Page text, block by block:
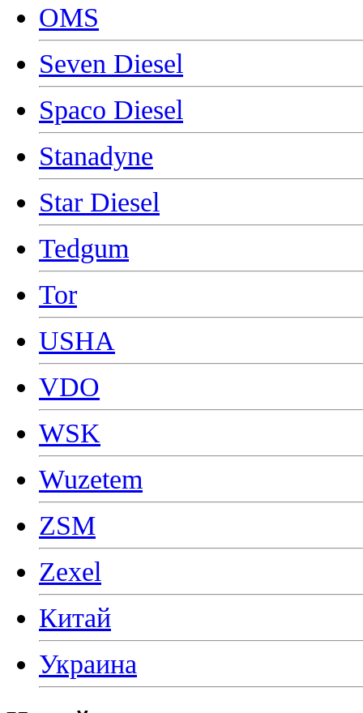
OMS
Seven Diesel
Spaco Diesel
Stanadyne
Star Diesel
Tedgum
Tor
USHA
VDO
WSK
Wuzetem
ZSM
Zexel
Китай
Украина